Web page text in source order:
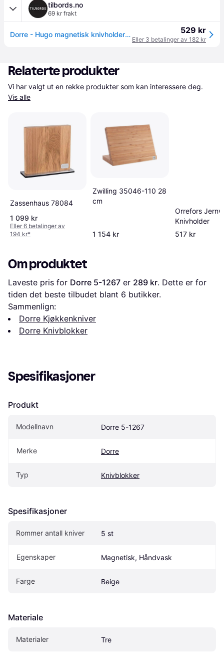
tilbords.no
69 kr frakt
Dorre - Hugo magnetisk knivholder 20x22,5 cm bambus 529 kr
Eller 3 betalinger av 182 kr
Relaterte produkter
Vis alle
Zassenhaus 78084
1 099 kr
Eller 6 betalinger av
194 kr*
Zwilling 35046-110 28
cm
1 154 kr
Orrefors
Knivholder
517 kr
Om produktet
Laveste pris for Dorre 5-1267 er 289 kr. Dette er for
tiden det beste tilbudet blant 6 butikker.
Sammenlign:
Dorre Kjøkkenkniver
Dorre Knivblokker
Spesifikasjoner
Produkt
Modellnavn Dorre 5-1267
Merke Dorre
Typ Knivblokker
Spesifikasjoner
Rommer antall kniver 5 st
Egenskaper Magnetisk, Håndvask
Farge Beige
Materiale
Materialer Tre